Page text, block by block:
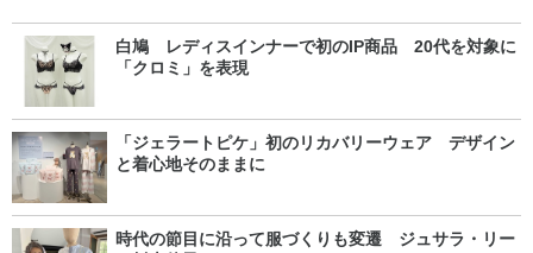
白鳩 レディスインナーで初のIP商品 20代を対象に
「クロミ」を表現
「ジェラートピケ」初のリカバリーウェア デザイン
と着心地そのままに
時代の節目に沿って服づくりも変遷 ジュサラ・リー